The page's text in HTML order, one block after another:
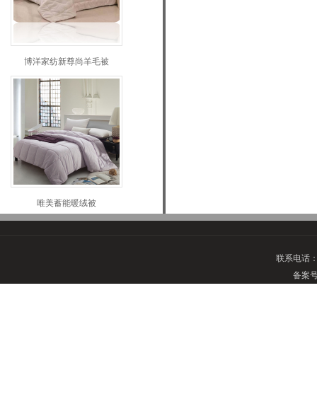
博洋家纺新尊尚羊毛被
唯美蓄能暖绒被
联系电话
备案